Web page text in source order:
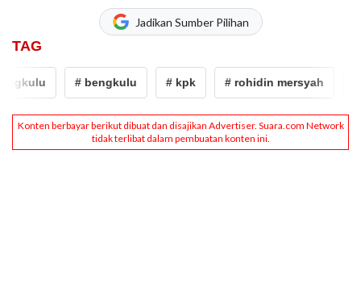
Jadikan Sumber Pilihan
TAG
# bengkulu # kpk # rohidin mersyah